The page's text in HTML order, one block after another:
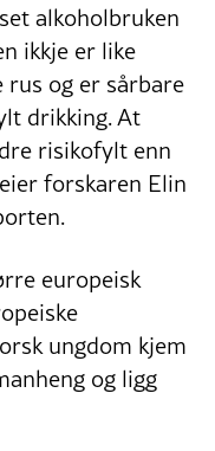
alkoholbruken
ikkje er like
og er sårbare
drikking. At
risikofylt enn
forskaren Elin
europeisk
ungdom kjem
og ligg